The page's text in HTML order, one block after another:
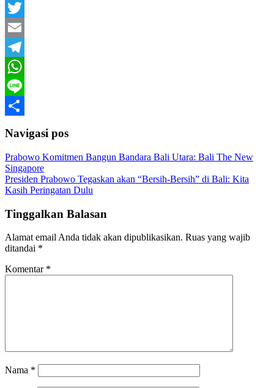
Facebook
Twitter
Email
Telegram
WhatsApp
Line
Navigasi pos
Prabowo Komitmen Bangun Bandara Bali Utara: Bali The New
Singapore
Presiden Prabowo Tegaskan akan “Bersih-Bersih” di Bali: Kita
Kasih Peringatan Dulu
Tinggalkan Balasan
Alamat email Anda tidak akan dipublikasikan. Ruas yang wajib
ditandai *
Komentar *
Nama *